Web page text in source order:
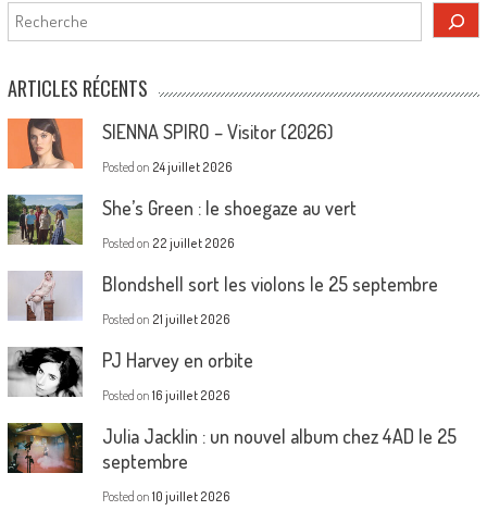
Rechercher
ARTICLES RÉCENTS
SIENNA SPIRO – Visitor (2026)
Posted on 24 juillet 2026
She’s Green : le shoegaze au vert
Posted on 22 juillet 2026
Blondshell sort les violons le 25 septembre
Posted on 21 juillet 2026
PJ Harvey en orbite
Posted on 16 juillet 2026
Julia Jacklin : un nouvel album chez 4AD le 25
septembre
Posted on 10 juillet 2026